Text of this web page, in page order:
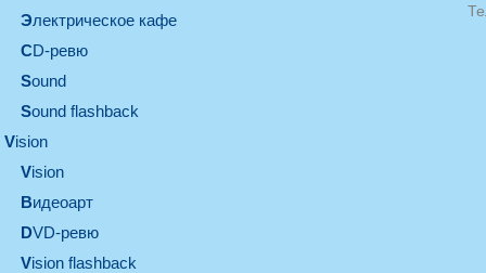
электрическое кафе
CD-ревю
sound
Sound flashback
vision
vision
видеоарт
DVD-ревю
Vision flashback